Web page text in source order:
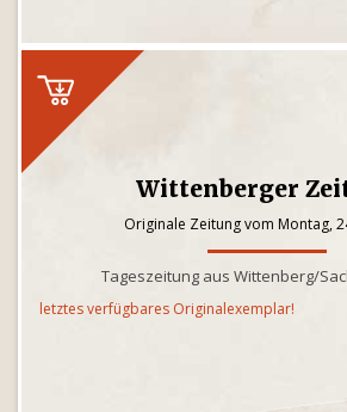
Wittenberger
Originale Zeitung vom Montag,
Tageszeitung aus Wittenberg/
letztes verfügbares Originalexemplar!